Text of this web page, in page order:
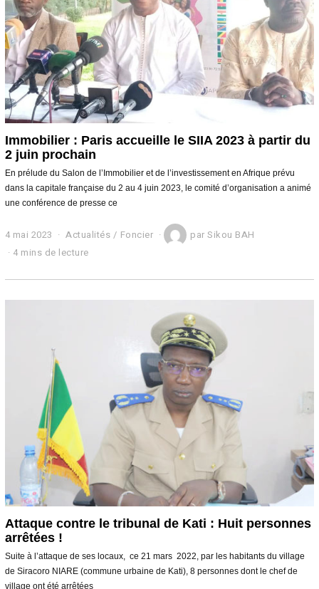
Immobilier : Paris accueille le SIIA 2023 à partir du
2 juin prochain
En prélude du Salon de l’Immobilier et de l’investissement en Afrique prévu
dans la capitale française du 2 au 4 juin 2023, le comité d’organisation a animé
une conférence de presse ce
4 mai 2023
m
a
0
Actualités / Foncier parSikou BAH
4 mins de lecture
Attaque contre le tribunal de Kati : Huit personnes
arrêtées !
Suite à l’attaque de ses locaux, ce 21 mars 2022, par les habitants du village
de Siracoro NIARE (commune urbaine de Kati), 8 personnes dont le chef de
village ont été arrêtées